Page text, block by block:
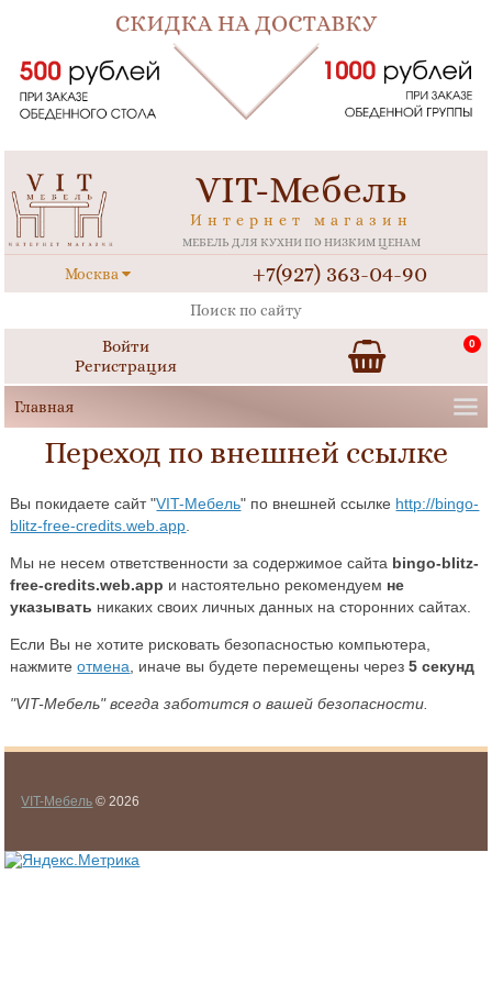
VIT-Мебель
Интернет магазин
МЕБЕЛЬ ДЛЯ КУХНИ ПО НИЗКИМ ЦЕНАМ
Москва +7(927) 363-04-90
Войти
Регистрация
0
Переход по внешней ссылке
Вы покидаете сайт "VIT-Мебель" по внешней ссылке http://bingo-
blitz-free-credits.web.app
Мы не несем ответственности за содержимое сайта bingo-blitz-
free-credits.web.app и настоятельно рекомендуем не
указывать никаких своих личных данных на сторонних сайтах.
Если Вы не хотите рисковать безопасностью компьютера,
нажмитеотмена , иначе вы будете перемещены через5 секунд
"VIT-Мебель" всегда заботится о вашей безопасности.
VIT-Мебель © 2026